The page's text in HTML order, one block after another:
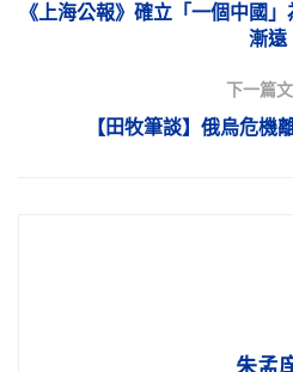
《上海公報》確立「一個中國
漸遠
下一篇
【田牧筆談】俄烏危機